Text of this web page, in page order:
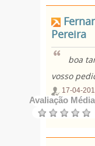
Pereira
boa
vosso
17-04-
Avaliação